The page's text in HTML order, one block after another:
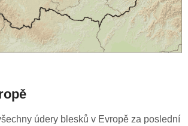
údery blesků v Evropě za poslední